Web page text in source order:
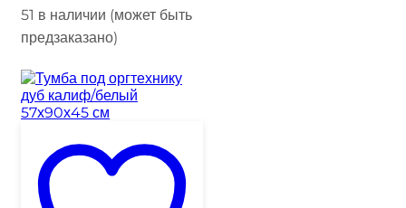
51 в наличии (может быть
предзаказано)